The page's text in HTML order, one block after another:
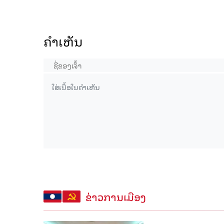
ຄໍາເຫັນ
ຂ່າວການເມືອງ